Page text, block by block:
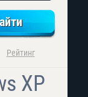
Рейтинг
XP